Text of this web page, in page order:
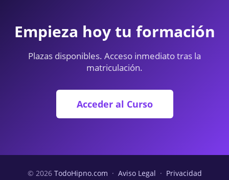
Empieza hoy tu formación
Plazas disponibles. Acceso inmediato tras la
matriculación.
Acceder al Curso
© 2026 TodoHipno.com · Aviso Legal · Privacidad